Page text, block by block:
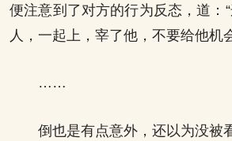
便注意到了对方的行为反态，道：
人，一起上，宰了他，不要给他机
……
倒也是有点意外，还以为没被